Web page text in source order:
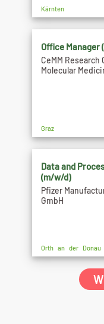
Kärnten
Office Manager
CeMM Research
Molecular
Graz
Data and
(m/w/d)
Pfizer
GmbH
Orth an der Donau